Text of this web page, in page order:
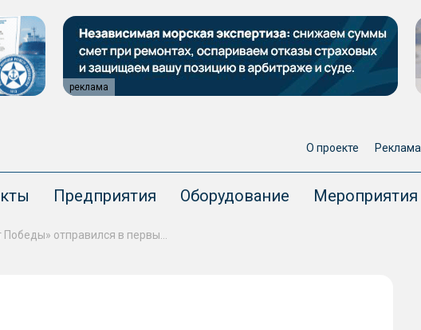
реклама
О проекте Реклама
Предприятия Оборудование Мероприятия